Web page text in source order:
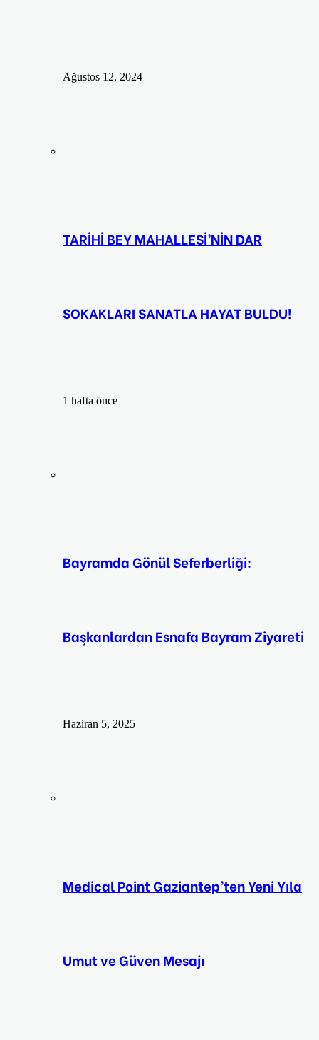
Ağustos 12, 2024
TARİHİ BEY MAHALLESİ’NİN DAR
SOKAKLARI SANATLA HAYAT BULDU!
1 hafta önce
Bayramda Gönül Seferberliği:
Başkanlardan Esnafa Bayram Ziyareti
Haziran 5, 2025
Medical Point Gaziantep’ten Yeni Yıla
Umut ve Güven Mesajı